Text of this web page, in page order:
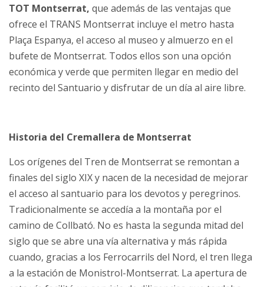
TOT Montserrat, que además de las ventajas que
ofrece el TRANS Montserrat incluye el metro hasta
Plaça Espanya, el acceso al museo y almuerzo en el
bufete de Montserrat. Todos ellos son una opción
económica y verde que permiten llegar en medio del
recinto del Santuario y disfrutar de un día al aire libre.
Historia del Cremallera de Montserrat
Los orígenes del Tren de Montserrat se remontan a
finales del siglo XIX y nacen de la necesidad de mejorar
el acceso al santuario para los devotos y peregrinos.
Tradicionalmente se accedía a la montaña por el
camino de Collbató. No es hasta la segunda mitad del
siglo que se abre una vía alternativa y más rápida
cuando, gracias a los Ferrocarrils del Nord, el tren llega
a la estación de Monistrol-Montserrat. La apertura de